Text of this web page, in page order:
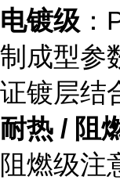
电镀级
制成型参
证镀层结
耐热 / 阻
阻燃级注